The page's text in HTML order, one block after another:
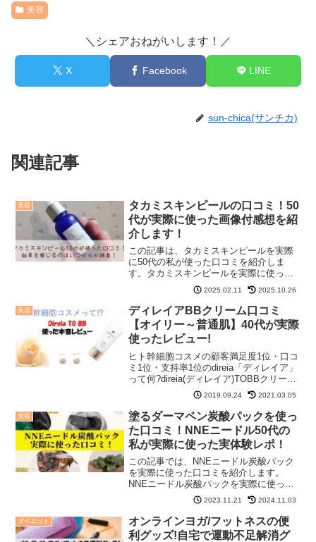
美容
＼シェアおねがいします！／
X Facebook LINE
sun-chica(サンチカ)
関連記事
美容
タカミスキンピールの口コミ！50
代が実際に使った画像付感想を紹
介します！
この記事は、タカミスキンピールを実際
に50代の私が使った口コミを紹介しま
す。タカミスキンピールを実際に使った
効果はどれぐらいで感じたのか、また、
使用感はどうなのか口コミもまとめまし
たので、ぜひ参考にして下さいね。実際
にタカミスキンピールを使...
2025.02.11 2025.10.26
美容
ディレイアBBクリーム口コミ
【オイリー～普通肌】40代が実際
使ったレビュー!
ヒト幹細胞コスメの顧客満足度1位・口コ
ミ1位・支持率1位のdireia「ディレイア」
って何?direia(ディレイア)TOBBクリーム
って知ってますか?実は、知人からヒト幹
細胞コスメで話題の商品ＢＢクリームイ
イヨ!とプレゼントされたんです。...
2019.09.24 2021.03.05
美容
塗るダーマペン炭酸パックを使っ
た口コミ！NNEニードル50代の
私が実際に使った実体験レポ！
この記事では、NNEニードル炭酸パック
を実際に使った口コミを紹介します。
NNEニードル炭酸パックを実際に使って
みて、使った後は肌がモチモチになって
ふっくら感を感じました。NNEニードル
炭酸パック塗るダーマペンが届いた様子
や、NNEニードル炭...
2023.11.21 2024.11.03
ダイエット
オンラインヨガ/フットネスの便
利グッズ!自宅で運動不足解消グ